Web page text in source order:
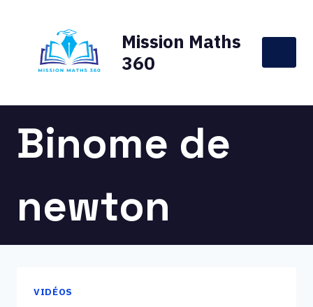
contenu
Mission Maths
360
Binome de
newton
VIDÉOS